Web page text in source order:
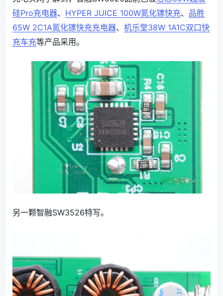
硅Pro充电器、 HYPER JUICE 100W氮化镓快充、 品胜
65W 2C1A氮化镓快充充电器、 机乐堂38W 1A1C双口快
充车充等产品采用。
另一颗智融SW3526特写。